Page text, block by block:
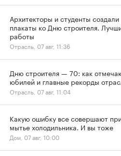
Архитекторы и студенты создали
плакаты ко Дню строителя.
работы
Отрасль, 07 авг, 11:36
Дню строителя — 70: как
юбилей и главные рекорды
Отрасль, 07 авг, 11:04
Какую ошибку все совершают
мытье холодильника. И вы тоже
Дом, 07 авг, 10:00